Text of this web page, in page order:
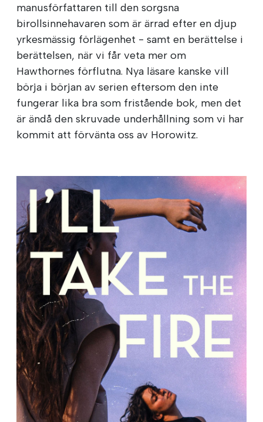
manusförfattaren till den sorgsna
birollsinnehavaren som är ärrad efter en djup
yrkesmässig förlägenhet - samt en berättelse i
berättelsen, när vi får veta mer om
Hawthornes förflutna. Nya läsare kanske vill
börja i början av serien eftersom den inte
fungerar lika bra som fristående bok, men det
är ändå den skruvade underhållning som vi har
kommit att förvänta oss av Horowitz.